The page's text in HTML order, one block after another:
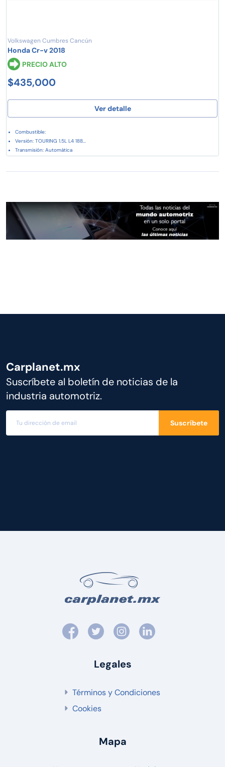
Volkswagen Cumbres Cancún
Honda Cr-v 2018
PRECIO ALTO
$435,000
Ver detalle
Combustible:
Versión: TOURING 1.5L L4 188...
Transmisión: Automática
Carplanet.mx
Suscríbete al boletín de noticias de la
industria automotriz.
Suscríbete
Legales
Términos y Condiciones
Cookies
Mapa